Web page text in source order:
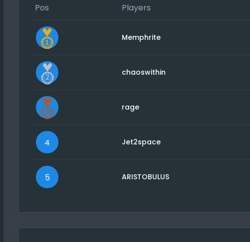
Pos Players
Memphrite
chaoswithin
rage
4 Jet2space
5 ARISTOBULUS